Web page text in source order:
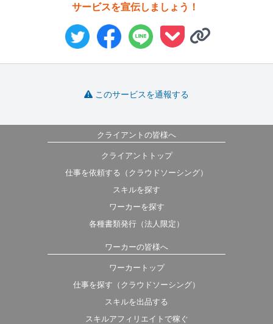
サービスを宣伝しましょう！
このサービスを通報する
クライアントの皆様へ
クライアントトップ
仕事を依頼する（クラウドソーシング）
スキルを探す
ワーカーを探す
各種書類発行（法人限定）
ワーカーの皆様へ
ワーカートップ
仕事を探す（クラウドソーシング）
スキルを出品する
スキルアフィリエイトで稼ぐ